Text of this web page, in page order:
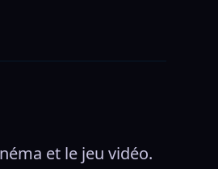
et le jeu vidéo.